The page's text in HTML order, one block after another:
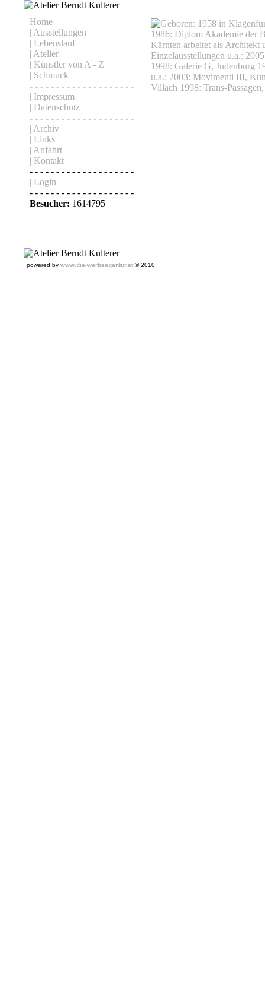
Home
| Ausstellungen
| Lebenslauf
| Atelier
| Künstler von A - Z
| Schmuck
- - - - - - - - - - - - - - - - - - - -
| Impressum
| Datenschutz
- - - - - - - - - - - - - - - - - - - -
| Archiv
| Links
| Anfahrt
| Kontakt
- - - - - - - - - - - - - - - - - - - -
| Login
- - - - - - - - - - - - - - - - - - - -
Besucher: 1614795
powered by www.die-werbeagentur.at © 2010